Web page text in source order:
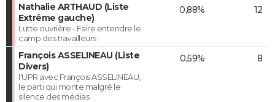
Nathalie ARTHAUD (Liste
Extrême gauche)
Lutte ouvrière - Faire entendre le
camp des travailleurs
0,88% 12
François ASSELINEAU (Liste
Divers)
l'UPR avec François ASSELINEAU,
le parti qui monte malgré le
silence des médias
0,59% 8